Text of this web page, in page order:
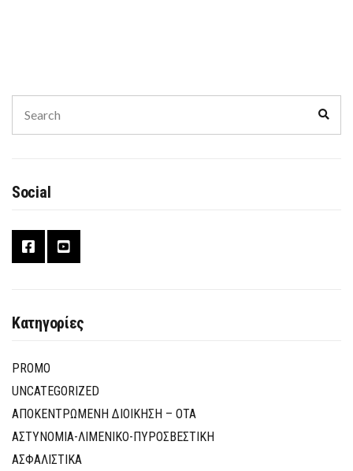
for:
Social
Κατηγορίες
PROMO
UNCATEGORIZED
ΑΠΟΚΕΝΤΡΩΜΕΝΗ ΔΙΟΙΚΗΣΗ – ΟΤΑ
ΑΣΤΥΝΟΜΙΑ-ΛΙΜΕΝΙΚΟ-ΠΥΡΟΣΒΕΣΤΙΚΗ
ΑΣΦΑΛΙΣΤΙΚΑ